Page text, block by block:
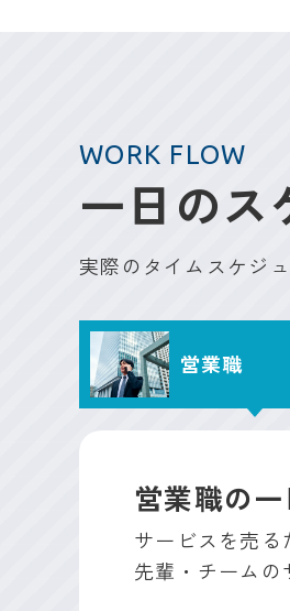
WORK FLOW
一日のス
実際のタイムスケジ
営業職
営業職の一
サービスを売る
先輩・チームの